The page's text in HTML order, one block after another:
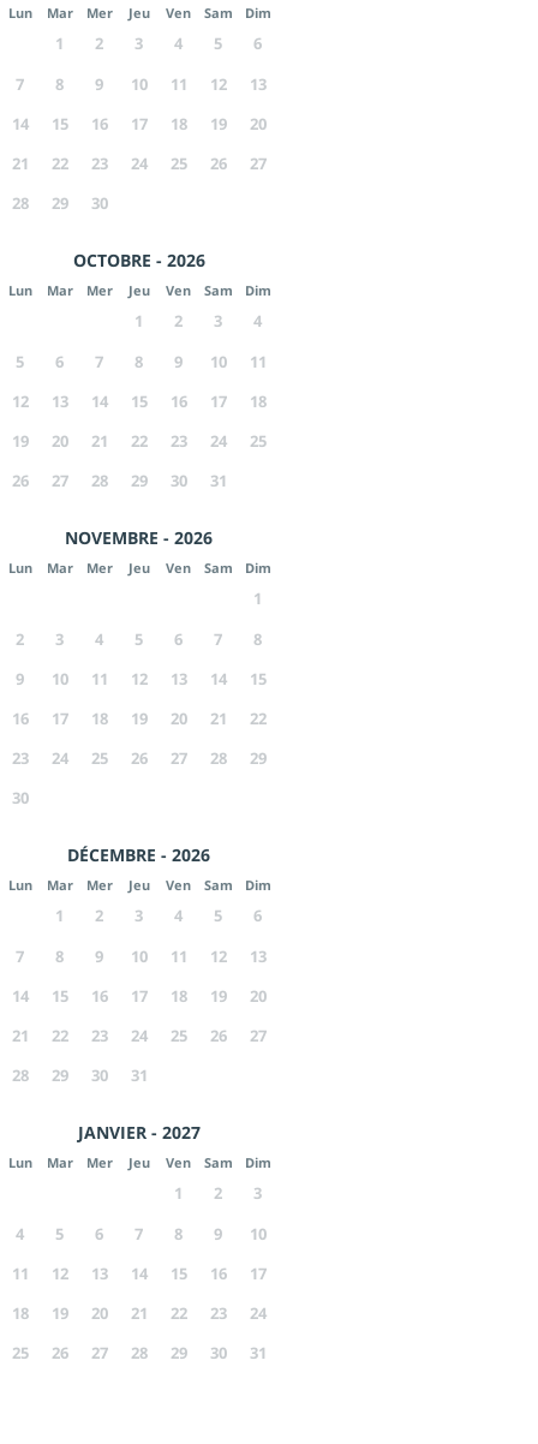
Lun Mar Mer Jeu Ven Sam Dim
1 2 3 4 5
6
7
8 9 10 11 12
13
14
15 16 17 18 19
20
21
22 23 24 25 26
27
28
29 30
OCTOBRE - 2026
Lun Mar Mer Jeu Ven Sam Dim
1 2 3
4
5
6 7 8 9 10
11
12
13 14 15 16 17
18
19
20 21 22 23 24
25
26
27 28 29 30 31
NOVEMBRE - 2026
Lun Mar Mer Jeu Ven Sam Dim
1
2
3 4 5 6 7
8
9
10 11 12 13 14
15
16
17 18 19 20 21
22
23
24 25 26 27 28
29
30
DÉCEMBRE - 2026
Lun Mar Mer Jeu Ven Sam Dim
1 2 3 4 5
6
7
8 9 10 11 12
13
14
15 16 17 18 19
20
21
22 23 24 25 26
27
28
29 30 31
JANVIER - 2027
Lun Mar Mer Jeu Ven Sam Dim
1 2
3
4
5 6 7 8 9
10
11
12 13 14 15 16
17
18
19 20 21 22 23
24
25
26 27 28 29 30 31